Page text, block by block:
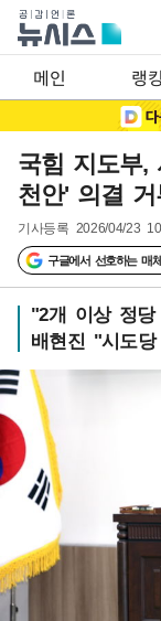
메인 랭킹
국힘 지도부,
천안' 의결 거
기사등록 2026/04/23
구글에서 선호하는 매
"2개 이상 정
배현진 "시도